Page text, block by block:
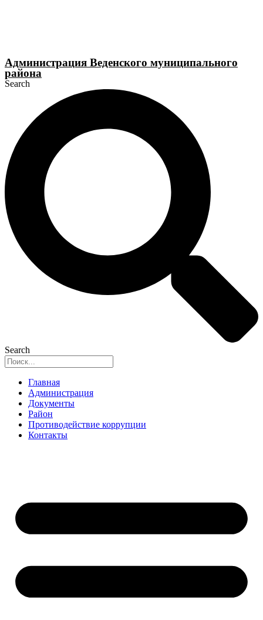
Администрация Веденского муниципального
района
Search
Search
Главная
Администрация
Документы
Район
Противодействие коррупции
Контакты